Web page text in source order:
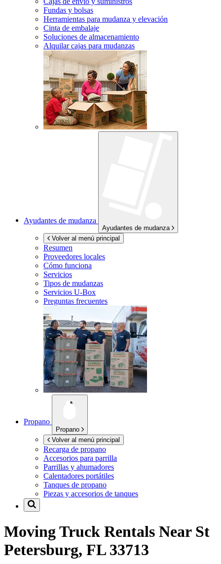
Fundas y bolsas
Herramientas para mudanza y elevación
Cinta de embalaje
Soluciones de almacenamiento
Alquilar cajas para mudanzas
Ayudantes de mudanza
Ayudantes de mudanza
Volver al menú principal
Resumen
Proveedores locales
Cómo funciona
Servicios
Tipos de mudanzas
Servicios U-Box
Preguntas frecuentes
Propano
Propano
Volver al menú principal
Recarga de propano
Accesorios para parrilla
Parrillas y ahumadores
Calentadores portátiles
Tanques de propano
Piezas y accesorios de tanques
Moving Truck Rentals Near St
Petersburg, FL 33713